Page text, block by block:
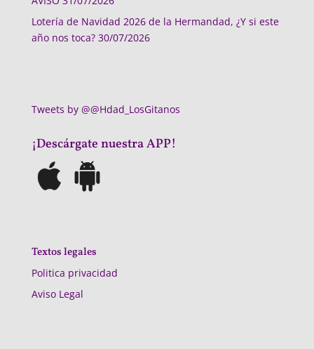
Lotería de Navidad 2026 de la Hermandad, ¿Y si este
año nos toca? 30/07/2026
Tweets by @@Hdad_LosGitanos
¡Descárgate nuestra APP!
Textos legales
Politica privacidad
Aviso Legal